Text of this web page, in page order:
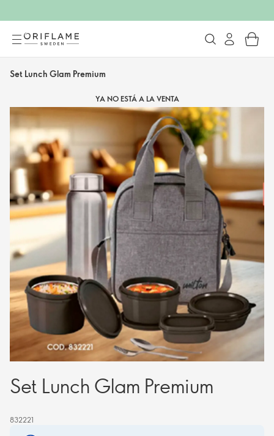
Set Lunch Glam Premium
YA NO ESTÁ A LA VENTA
Set Lunch Glam Premium
832221